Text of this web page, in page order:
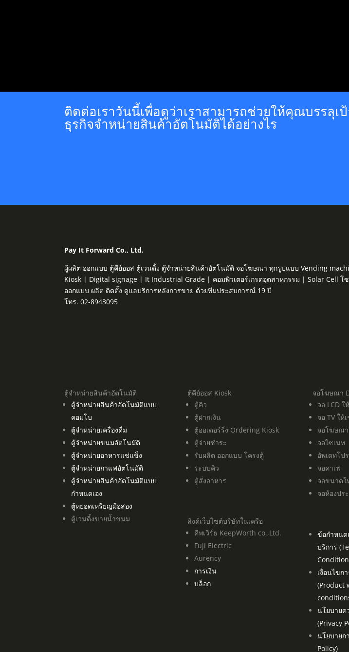
ติดต่อเราวันนี้เพื่อดูว่าเราสามารถช่วยให้คุณบรรลุเ
ธุรกิจจำหน่ายสินค้าอัตโนมัติได้อย่างไร
Pay It Forward Co., Ltd.
ผู้ผลิต ออกแบบ ตู้คีย์ออส ตู้เวนดิ้ง ตู้จำหน่ายสินค้าอัตโนมัติ จอโฆษณา ทุกรูปแบบ Vending
Kiosk | Digital signage | It Industrial Grade | คอมพิวเตอร์เกรดอุตสาหกรรม | Solar Cell โ
ออกแบบ ผลิต ติดตั้ง ดูแลบริการหลังการขาย ด้วยทีมประสบการณ์ 19 ปี
โทร. 02-8943095
ตู้จำหน่ายสินค้าอัตโนมัติ
ตู้จำหน่ายสินค้าอัตโนมัติแบบ
คอมโบ
ตู้จำหน่ายเครื่องดื่ม
ตู้จำหน่ายขนมอัตโนมัติ
ตู้จำหน่ายอาหารแช่แข็ง
ตู้จำหน่ายกาแฟอัตโนมัติ
ตู้จำหน่ายสินค้าอัตโนมัติแบบ
กำหนดเอง
ตู้หยอดเหรียญมือสอง
ตู้เวนดิ้งขายน้ำขนม
ตู้คีย์ออส Kiosk
ตู้คิว
ตู้ฝากเงิน
ตู้ออเดอร์ริ่ง Ordering Kiosk
ตู้จ่ายชำระ
รับผลิต ออกแบบ โครงตู้
ระบบคิว
ตู้สั่งอาหาร
ลิงค์เว็บไซต์บริษัทในเครือ
คีพเวิร์ธ KeepWorth co.,Ltd.
Fuji Electric
Aurency
การเงิน
บล็อก
จอโฆษณา
จอ LCD ใ
จอ TV ให้
จอโฆษณ
จอไซเนท
อัพเดทโป
จอคาเฟ่
จอขนาด
จอห้องปร
ข้อกำหนด
บริการ
เงื่อนไขก
(Product
นโยบายค
(Privacy
นโยบายก
Policy)